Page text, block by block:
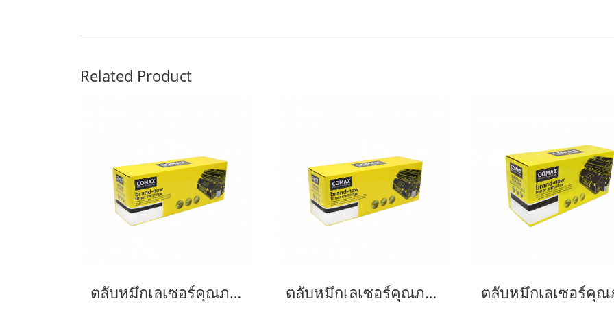
Related Product
ตลับหมึกเลเซอร์คุณภาพสูงสำหรับ SAMSUNG รุ่น MLT-D103S ตลับหมึกเลเซอร์คุณภาพสูงสำหรับ SAMSUNG รุ่น MLT-D101S